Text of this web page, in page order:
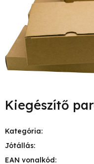
Kiegészítő
Kategória:
Jótállás:
EAN vonalkód: